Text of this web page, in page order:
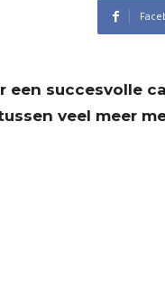
succesvolle
veel meer